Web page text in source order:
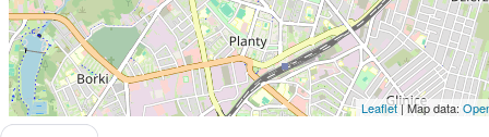
Leaflet| Map data: